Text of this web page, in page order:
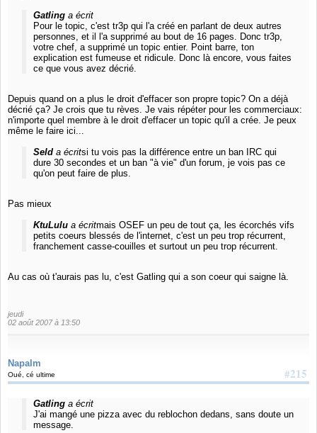
Gatlinga écrit
Pour le topic, c'est tr3p qui l'a créé en parlant de deux autres
personnes, et il l'a supprimé au bout de 16 pages. Donc tr3p,
votre chef, a supprimé un topic entier. Point barre, ton
explication est fumeuse et ridicule. Donc là encore, vous faites
ce que vous avez décrié.
Depuis quand on a plus le droit d'effacer son propre topic? On a déjà
décrié ça? Je crois que tu rèves. Je vais répéter pour les commerciaux:
n'importe quel membre à le droit d'effacer un topic qu'il a crée. Je peux
même le faire ici...
Selda écritsi tu vois pas la différence entre un ban IRC qui
dure 30 secondes et un ban "à vie" d'un forum, je vois pas ce
qu'on peut faire de plus.
Pas mieux
KtuLulua écritmais OSEF un peu de tout ça, les écorchés vifs
petits coeurs blessés de l'internet, c'est un peu trop récurrent,
franchement casse-couilles et surtout un peu trop récurrent.
Au cas où t'aurais pas lu, c'est Gatling qui a son coeur qui saigne là.
jeudi
02 août 2007 à 13:50
Napalm
#215
Oué, cé ultime
Gatlinga écrit
J'ai mangé une pizza avec du reblochon dedans, sans doute un
message.